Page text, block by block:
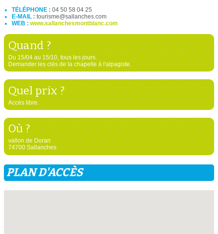
TÉLÉPHONE : 04 50 58 04 25
E-MAIL : tourisme@sallanches.com
WEB : www.sallanchesmontblanc.com
Quand ?
Du 15/04 au 15/10, tous les jours.
Demander les clés de la chapelle à l'alpagiste.
Quel prix ?
Accès libre.
Où ?
vallon de Doran
74700 Sallanches
PLAN D'ACCÈS